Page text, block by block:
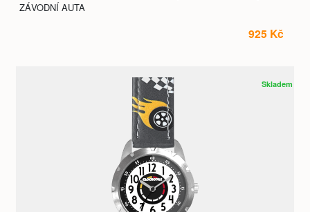
ZÁVODNÍ AUTA
925 Kč
Skladem